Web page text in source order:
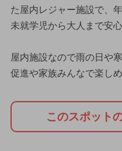
た屋内レジャー施設で、
未就学児から大人まで安
屋内施設なので雨の日や
促進や家族みんなで楽し
このスポット